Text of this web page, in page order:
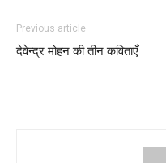
Previous article
देवेन्द्र मोहन की तीन कविताएँ